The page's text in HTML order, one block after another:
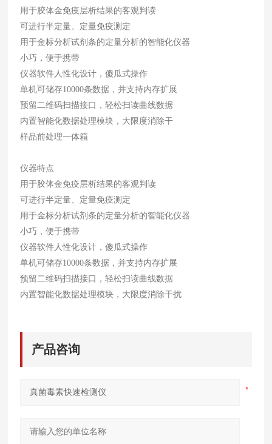
用于胶体金免疫层析结果的客观判读
可进行半定量、定量免疫测定
用于金标分析试剂条的定量分析的智能化仪器
小巧，便于携带
仪器软件人性化设计，傻瓜式操作
单机可储存10000条数据，并支持内存扩展
预留二维码扫描接口，轻松扫读曲线数据
内置智能化数据处理模块，大限度消除干
样品前处理一体箱
仪器特点
用于胶体金免疫层析结果的客观判读
可进行半定量、定量免疫测定
用于金标分析试剂条的定量分析的智能化仪器
小巧，便于携带
仪器软件人性化设计，傻瓜式操作
单机可储存10000条数据，并支持内存扩展
预留二维码扫描接口，轻松扫读曲线数据
内置智能化数据处理模块，大限度消除干扰
产品咨询